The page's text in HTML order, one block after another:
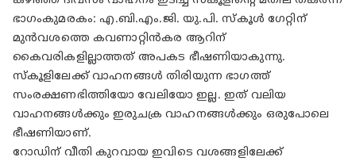
ഭാഗംകുമരകം: എ.ബി.എം.ജി. യു.പി. സ്കൂൾ ഗേറ്റിന്
മുൻവശത്തെ കവണാറ്റിൻകര ആറിന്
കൈവരികളില്ലാത്തത് അപകട ഭീഷണിയാകുന്നു.
സ്കൂളിലേക്ക് വാഹനങ്ങൾ തിരിയുന്ന ഭാഗത്ത്
സംരക്ഷണഭിത്തിയോ വേലിയോ ഇല്ല. ഇത് വലിയ
വാഹനങ്ങൾക്കും ഇരുചക്ര വാഹനങ്ങൾക്കും ഒരുപോലെ
ഭീഷണിയാണ്.
റോഡിന് വീതി കുറവായ ഇവിടെ വശങ്ങളിലേക്ക്